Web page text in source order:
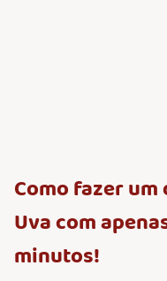
Como fazer
Uva com
minutos!